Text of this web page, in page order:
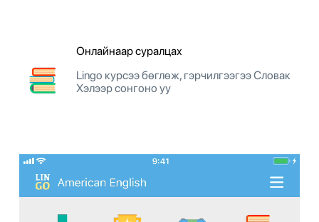
Онлайнаар суралцах
Lingo курсээ бөглөж, гэрчилгээгээ Словак
Хэлээр сонгоно уу